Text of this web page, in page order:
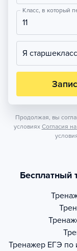
Класс, в который
11
Я
Продолжая, вы
условиях Согласия
Бесплатный
Тренажер ЕГЭ по